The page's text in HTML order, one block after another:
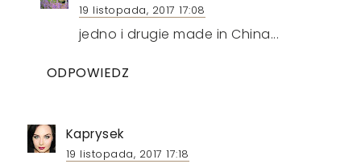
19 listopada, 2017 17:08
jedno i drugie made in China...
ODPOWIEDZ
Kaprysek
19 listopada, 2017 17:18